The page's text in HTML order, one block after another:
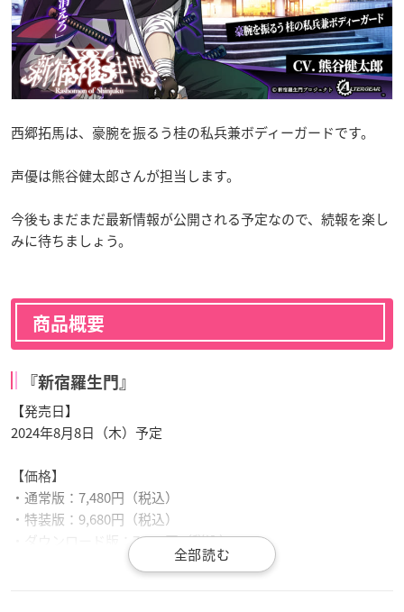
西郷拓馬は、豪腕を振るう桂の私兵兼ボディーガードです。
声優は熊谷健太郎さんが担当します。
今後もまだまだ最新情報が公開される予定なので、続報を楽し
みに待ちましょう。
商品概要
『新宿羅生門』
【発売日】
2024年8月8日（木）予定
【価格】
・通常版：7,480円（税込）
・特装版：9,680円（税込）
・ダウンロード版：7,480円（税込）